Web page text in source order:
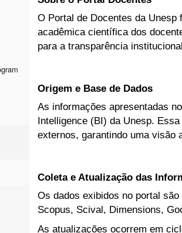
O Portal de Docentes da
acadêmica científica dos
para a transparência
Origem e Base de Dados
As informações apresentadas
Intelligence (BI) da Unesp.
externos, garantindo uma visão
Coleta e Atualização das
Os dados exibidos no portal
Scopus, Scival, Dimensions,
As atualizações ocorrem em